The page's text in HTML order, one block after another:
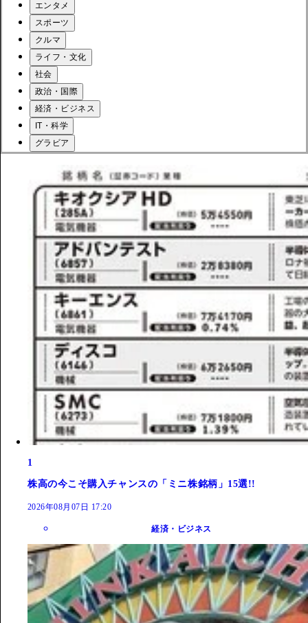
エンタメ
スポーツ
クルマ
ライフ・文化
社会
政治・国際
経済・ビジネス
IT・科学
グラビア
1
株高の今こそ購入チャンスの「ミニ株銘柄」15選!!
2026年08月07日 17:20
経済・ビジネス